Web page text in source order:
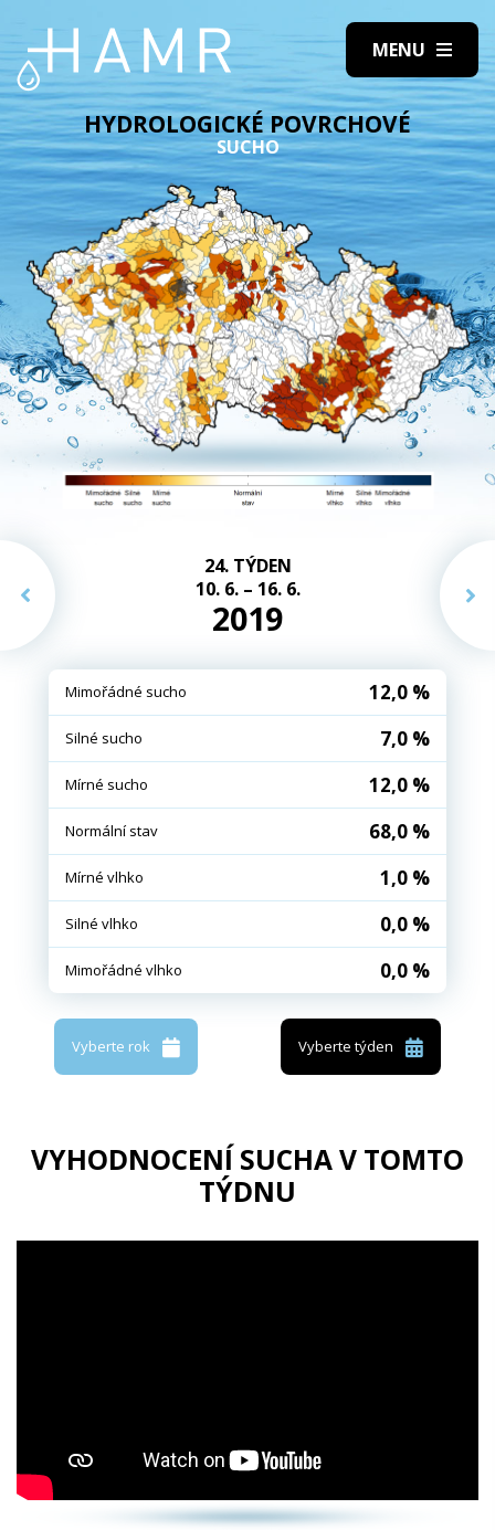
HYDROLOGICKÉ POVRCHOVÉ
SUCHO
24. TÝDEN
10. 6. – 16. 6.
2019
Mimořádné sucho 12,0 %
Silné sucho 7,0 %
Mírné sucho 12,0 %
Normální stav 68,0 %
Mírné vlhko 1,0 %
Silné vlhko 0,0 %
Mimořádné vlhko 0,0 %
Vyberte rok Vyberte týden
VYHODNOCENÍ SUCHA V TOMTO
TÝDNU